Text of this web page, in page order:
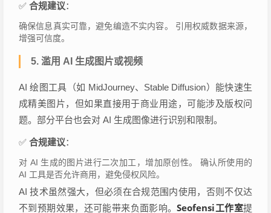
✅ 合规建议：
确保信息真实可靠，避免编造不实内容。 引用权威数据来源，
增强可信度。
5. 滥用 AI 生成图片或视频
AI 绘图工具（如 MidJourney、Stable Diffusion）能快速生
成精美图片，但如果直接用于商业用途，可能涉及版权问
题。部分平台也会对 AI 生成图像进行识别和限制。
✅ 合规建议：
对 AI 生成的图片进行二次加工，增加原创性。 确认所使用的
AI 工具是否允许商用，避免侵权风险。
AI 技术虽然强大，但必须在合规范围内使用，否则不仅达
不到预期效果，还可能带来负面影响。Seofensi工作室提